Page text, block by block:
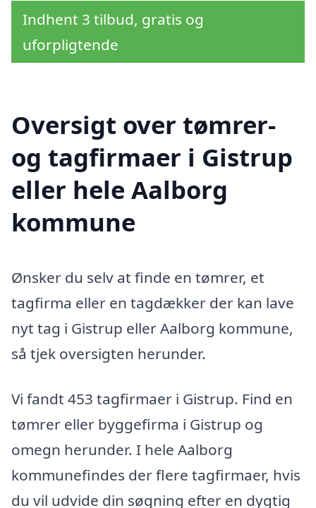
Indhent 3 tilbud, gratis og
uforpligtende
Oversigt over tømrer-
og tagfirmaer i Gistrup
eller hele Aalborg
kommune
Ønsker du selv at finde en tømrer, et
tagfirma eller en tagdækker der kan lave
nyt tag i Gistrup eller Aalborg kommune,
så tjek oversigten herunder.
Vi fandt 453 tagfirmaer i Gistrup. Find en
tømrer eller byggefirma i Gistrup og
omegn herunder. I hele Aalborg
kommunefindes der flere tagfirmaer, hvis
du vil udvide din søgning efter en dygtig